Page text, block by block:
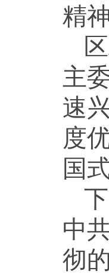
精
主
速
度
国
中
彻